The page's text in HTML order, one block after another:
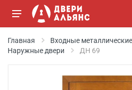
Главная
Входные
Наружные двери
ДН 69